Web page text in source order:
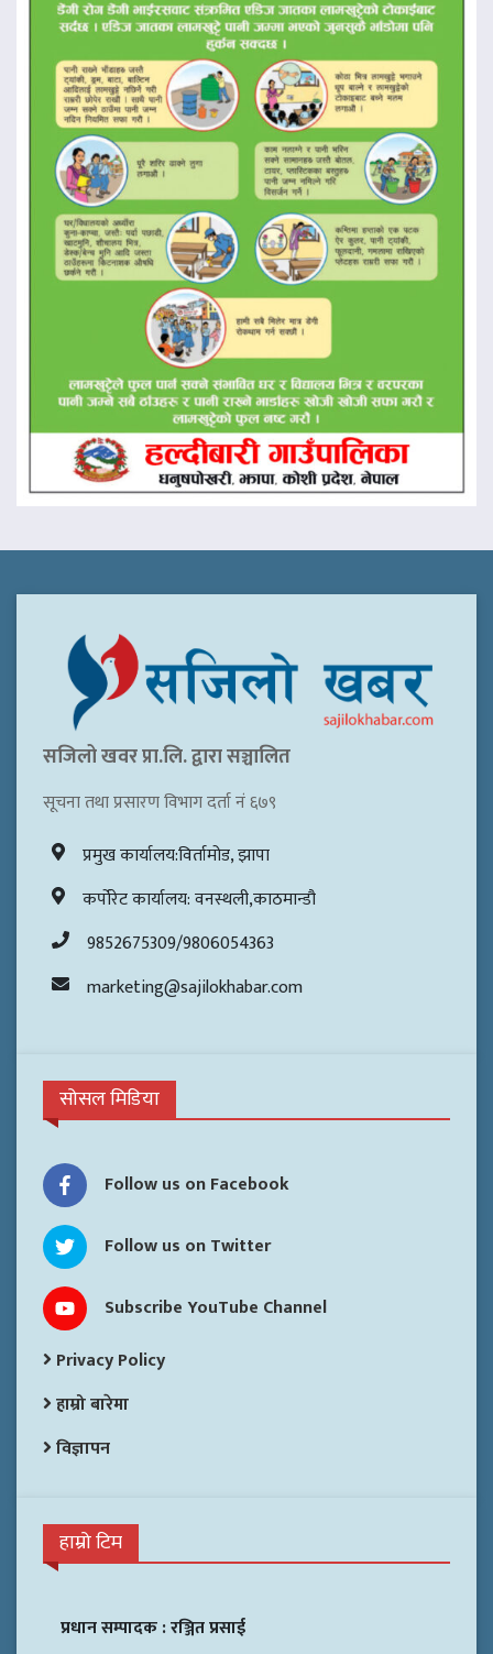
सजिलो खवर प्रा.लि. द्वारा सञ्चालित
सूचना तथा प्रसारण विभाग दर्ता नं ६७९
प्रमुख कार्यालय:विर्तामोड, झापा
कर्पोरेट कार्यालय: वनस्थली,काठमान्डौ
9852675309/9806054363
marketing@sajilokhabar.com
सोसल मिडिया
Follow us on Facebook
Follow us on Twitter
Subscribe YouTube Channel
Privacy Policy
हाम्रो बारेमा
विज्ञापन
हाम्रो टिम
प्रधान सम्पादक :रञ्जित प्रसाई